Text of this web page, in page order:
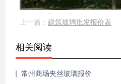
上一篇： 建筑玻璃批发报价表
相关阅读
常州商场夹丝玻璃报价